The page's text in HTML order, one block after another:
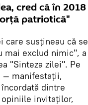
cred că în 2018
patriotică"
care susțineau că se
mai exclud nimic", a
"Sinteza zilei". Pe
— manifestații,
dintre
invitaților,